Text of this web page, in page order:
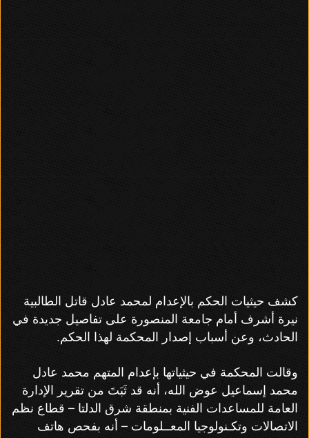
كشف حيثيات الحكم بالإعدام لمحمد عادل قاتل الطالبية
نيرة أشرف أمام جامعة المنصورة على تفاصيل جديدة في
الحادث، وعن أسباب إصدار المحكمة لهذا الحكم.
وقالت المحكمة في حيثياتها بإعدام المتهم محمد عادل
محمد إسماعيل عوض الله، أنه قد ثَبَتَ من تقرير الإدارة
العامة للمساعدات الفنية بمنطقة شرق الدلتا – قطاع نظم
الاتصالات وتكـنولوجيا المعــلومات – أنه بفحص هاتف